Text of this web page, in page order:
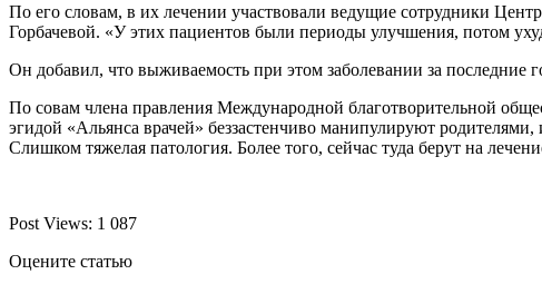
По его словам, в их лечении участвовали ведущие сотрудники
Горбачевой. «У этих пациентов были периоды улучшения, потом
Он добавил, что выживаемость при этом заболевании за последние
По совам члена правления Международной благотворительной
эгидой «Альянса врачей» беззастенчиво манипулируют
Слишком тяжелая патология. Более того, сейчас туда берут на
Post Views: 1 087
Оцените статью